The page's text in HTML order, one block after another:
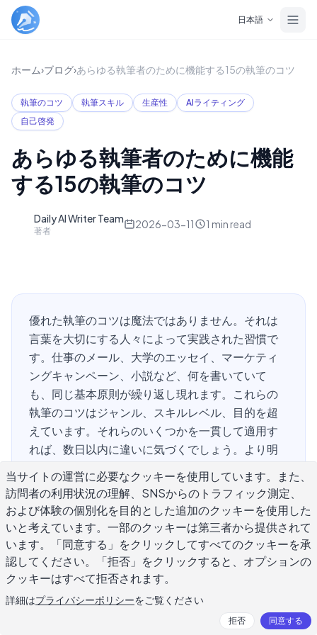
日本語
ホーム›ブログ›あらゆる執筆者のために機能する15の執筆のコツ
執筆のコツ 執筆スキル 生産性
AIライティング
自己啓発
あらゆる執筆者のために機能
する15の執筆のコツ
Daily AI Writer Team
著者
2026-03-11 1 min read
優れた執筆のコツは魔法ではありません。それは
言葉を大切にする人々によって実践された習慣で
す。仕事のメール、大学のエッセイ、マーケティ
ングキャンペーン、小説など、何を書いていて
も、同じ基本原則が繰り返し現れます。これらの
執筆のコツはジャンル、スキルレベル、目的を超
えています。それらのいくつかを一貫して適用す
れば、数日以内に違いに気づくでしょう。より明
ル、そして実際にあなたが書いたものを最後まで
読む読者が得られます。
明確なコミュニケーションのための
最も重要な執筆のコツは何ですか？
明確性はあらゆる執筆者の最初の仕事です。声、リズム、
当サイトの運営に必要なクッキーを使用しています。また、
訪問者の利用状況の理解、SNSからのトラフィック測定、
および体験の個別化を目的とした追加のクッキーを使用した
いと考えています。一部のクッキーは第三者から提供されて
います。「同意する」をクリックしてすべてのクッキーを承
認してください。「拒否」をクリックすると、オプションの
クッキーはすべて拒否されます。
詳細はプライバシーポリシーをご覧ください
拒否 同意する